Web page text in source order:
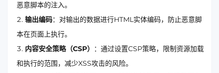
恶意脚本的注入。
输出编码：对输出的数据进行HTML实体编码，防止恶意脚
本在页面上执行。
内容安全策略（CSP）
：通过设置CSP策略，限制资源加载
和执行的范围，减少XSS攻击的风险。